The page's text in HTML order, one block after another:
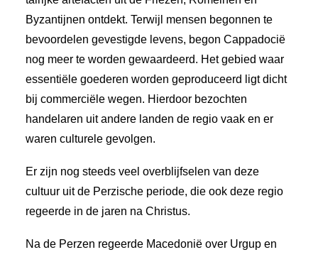
Byzantijnen ontdekt. Terwijl mensen begonnen te
bevoordelen gevestigde levens, begon Cappadocië
nog meer te worden gewaardeerd. Het gebied waar
essentiële goederen worden geproduceerd ligt dicht
bij commerciële wegen. Hierdoor bezochten
handelaren uit andere landen de regio vaak en er
waren culturele gevolgen.
Er zijn nog steeds veel overblijfselen van deze
cultuur uit de Perzische periode, die ook deze regio
regeerde in de jaren na Christus.
Na de Perzen regeerde Macedonië over Urgup en